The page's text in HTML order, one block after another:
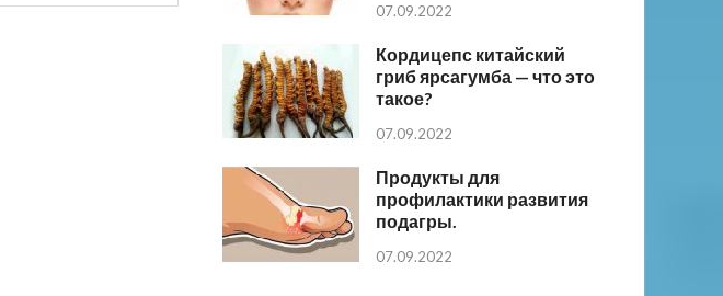
07.09.2022
Кордицепс китайский
гриб ярсагумба — что это
такое?
07.09.2022
Продукты для
профилактики развития
подагры.
07.09.2022